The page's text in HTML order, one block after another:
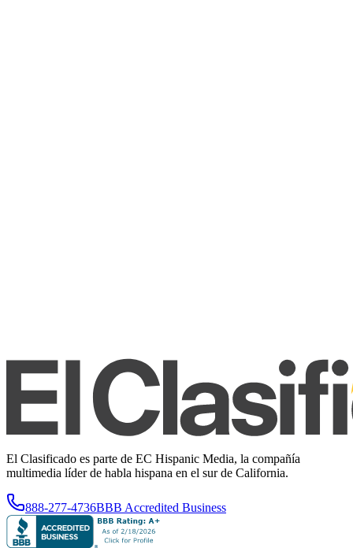
El Clasificado es parte de EC Hispanic Media, la compañía
multimedia líder de habla hispana en el sur de California.
888-277-4736BBB Accredited Business